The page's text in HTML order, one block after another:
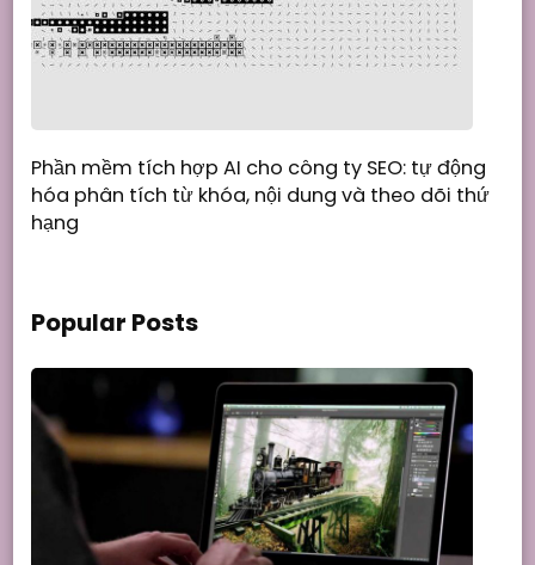
Phần mềm tích hợp AI cho công ty SEO: tự động
hóa phân tích từ khóa, nội dung và theo dõi thứ
hạng
Popular Posts